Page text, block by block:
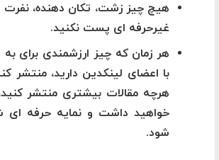
هیچ چیز زشت، تکان دهنده، نفرت
غیرحرفه ای پست نکنید.
هر زمان که چیز ارزشمندی برای
با اعضای لینکدین دارید، منتشر
هرچه مقالات بیشتری منتشر
خواهید داشت و نمایه حرفه
شود.